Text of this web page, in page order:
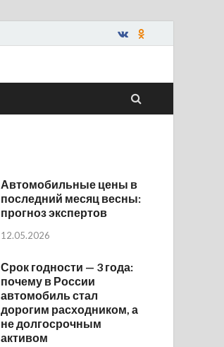
Автомобильные цены в
последний месяц весны:
прогноз экспертов
12.05.2026
Срок годности — 3 года:
почему в России
автомобиль стал
дорогим расходником, а
не долгосрочным
активом